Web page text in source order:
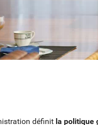
définit la politique